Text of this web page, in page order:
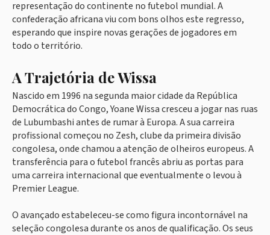
representação do continente no futebol mundial. A
confederação africana viu com bons olhos este regresso,
esperando que inspire novas gerações de jogadores em
todo o território.
A Trajetória de Wissa
Nascido em 1996 na segunda maior cidade da República
Democrática do Congo, Yoane Wissa cresceu a jogar nas ruas
de Lubumbashi antes de rumar à Europa. A sua carreira
profissional começou no Zesh, clube da primeira divisão
congolesa, onde chamou a atenção de olheiros europeus. A
transferência para o futebol francês abriu as portas para
uma carreira internacional que eventualmente o levou à
Premier League.
O avançado estabeleceu-se como figura incontornável na
seleção congolesa durante os anos de qualificação. Os seus